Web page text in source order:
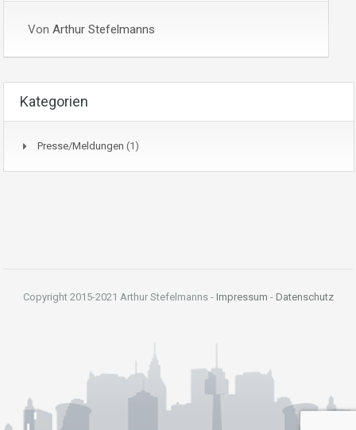
Von Arthur Stefelmanns
Kategorien
Presse/Meldungen (1)
Copyright 2015-2021 Arthur Stefelmanns - Impressum - Datenschutz